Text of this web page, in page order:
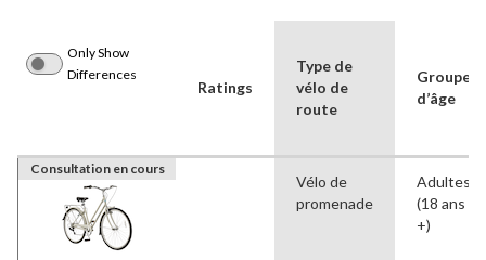
Only Show
Differences
Ratings
Type de
vélo de
route
d’âge
Consultation en cours
Vélo de
promenade
Adultes
(18 ans et
+)